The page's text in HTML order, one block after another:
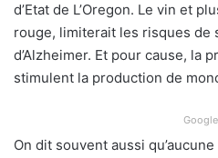
d’Etat de L’Oregon. Le vin et
rouge, limiterait les risques de
d’Alzheimer. Et pour cause, la
stimulent la production de
Google
On dit souvent aussi